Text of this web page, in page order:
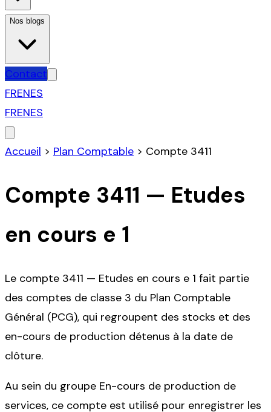
Nos blogs
Contact
FRENES
FRENES
Accueil > Plan Comptable > Compte 3411
Compte 3411 — Etudes
en cours e 1
Le compte 3411 — Etudes en cours e 1 fait partie
des comptes de classe 3 du Plan Comptable
Général (PCG), qui regroupent des stocks et des
en-cours de production détenus à la date de
clôture.
Au sein du groupe En-cours de production de
services, ce compte est utilisé pour enregistrer les